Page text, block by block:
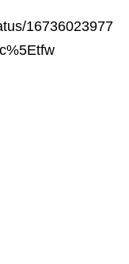
16736023977